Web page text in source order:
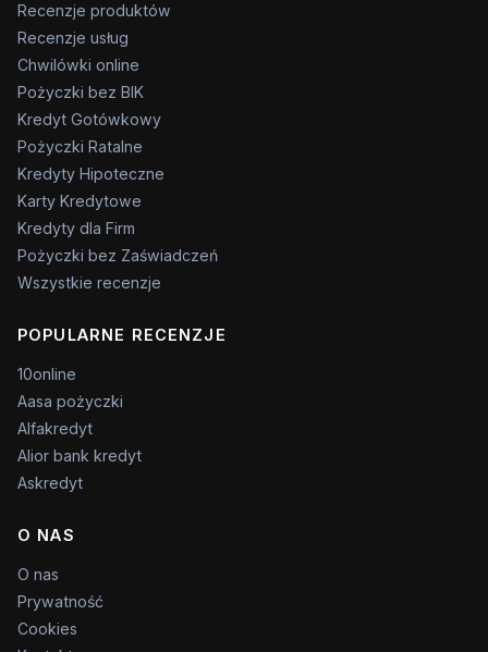
Recenzje produktów
Recenzje usług
Chwilówki online
Pożyczki bez BIK
Kredyt Gotówkowy
Pożyczki Ratalne
Kredyty Hipoteczne
Karty Kredytowe
Kredyty dla Firm
Pożyczki bez Zaświadczeń
Wszystkie recenzje
POPULARNE RECENZJE
10online
Aasa pożyczki
Alfakredyt
Alior bank kredyt
Askredyt
O NAS
O nas
Prywatność
Cookies